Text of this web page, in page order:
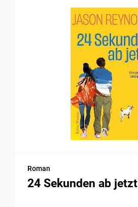
Roman
24 Sekunden ab jetzt